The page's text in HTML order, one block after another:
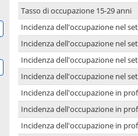
Tasso di occupazione 15-29 anni
Incidenza dell'occupazione nel
Incidenza dell'occupazione nel
Incidenza dell'occupazione nel
Incidenza dell'occupazione nel
Incidenza dell'occupazione in
Incidenza dell'occupazione in
Incidenza dell'occupazione in